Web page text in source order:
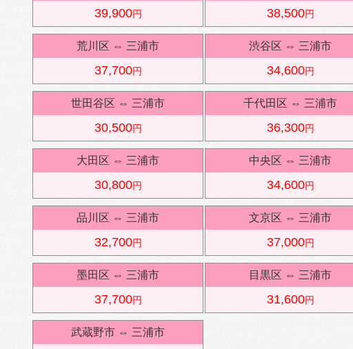
39,900円 38,500円
荒川区 ⇔ 三浦市
37,700円
渋谷区 ⇔ 三浦市
34,600円
世田谷区 ⇔ 三浦市
30,500円
千代田区 ⇔ 三浦市
36,300円
大田区 ⇔ 三浦市
30,800円
中央区 ⇔ 三浦市
34,600円
品川区 ⇔ 三浦市
32,700円
文京区 ⇔ 三浦市
37,000円
墨田区 ⇔ 三浦市
37,700円
目黒区 ⇔ 三浦市
31,600円
武蔵野市 ⇔ 三浦市